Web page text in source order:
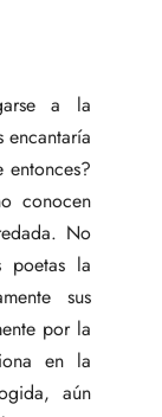
a la
conocen
No
poetas la
sus
por la
en la
aún